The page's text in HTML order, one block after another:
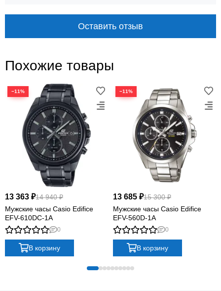
Оставить отзыв
Похожие товары
−11%
13 363 ₽14 940 ₽
Мужские часы Casio Edifice
EFV-610DC-1A
0
В корзину
−11%
13 685 ₽15 300 ₽
Мужские часы Casio Edifice
EFV-560D-1A
0
В корзину